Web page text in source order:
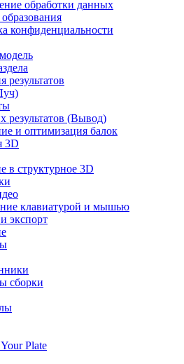
обработки данных
конфиденциальности
результатов
результатов (Вывод)
и оптимизация балок
3D
в структурное 3D
клавиатурой и мышью
экспорт
сборки
Plate